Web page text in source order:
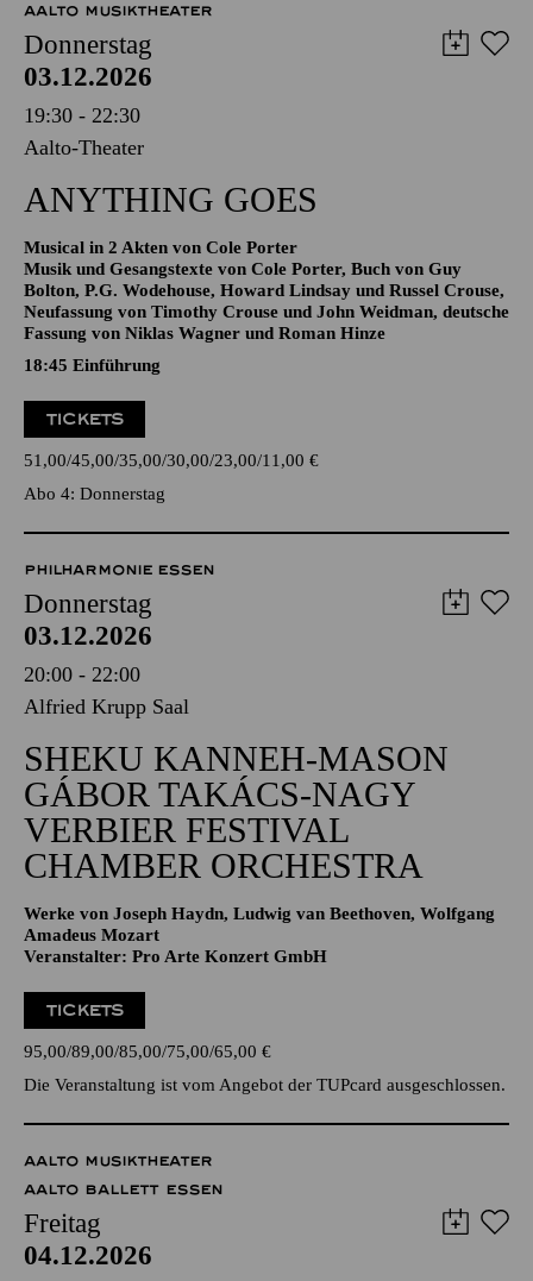
12,00€
AALTO MUSIKTHEATER
Donnerstag
03.12.2026
19:30 - 22:30
ANYTHING GOES
Musical in 2 Akten von Cole Porter
Musik und Gesangstexte von Cole Porter, Buch von Guy
Bolton, P.G. Wodehouse, Howard Lindsay und Russel Crouse,
Fassung von Niklas Wagner und Roman Hinze
18:45 Einführung
TICKETS
51,00 45,00 35,00 30,00 23,00 11,00€
Abo 4: Donnerstag
PHILHARMONIE ESSEN
Donnerstag
03.12.2026
20:00 - 22:00
Alfried Krupp Saal
SHEKU KANNEH-MASON
GÁBOR TAKÁCS-NAGY
VERBIER FESTIVAL
CHAMBER ORCHESTRA
Amadeus Mozart
Veranstalter: Pro Arte Konzert GmbH
TICKETS
95,00 89,00 85,00 75,00 65,00€
Die Veranstaltung ist vom Angebot der TUPcard ausgeschlossen.
AALTO MUSIKTHEATER
AALTO BALLETT ESSEN